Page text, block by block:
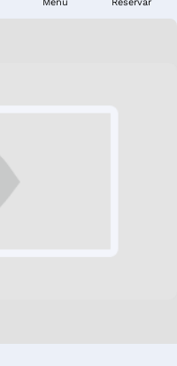
Menú